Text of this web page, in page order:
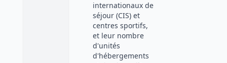
internationaux de
séjour (CIS) et
centres sportifs,
et leur nombre
d'unités
d'hébergements